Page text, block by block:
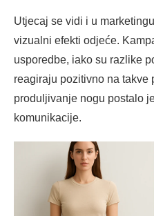
Utjecaj se vidi i u
vizualni efekti odjeće.
usporedbe, iako su razlike
reagiraju pozitivno na takve
produljivanje nogu postalo
komunikacije.